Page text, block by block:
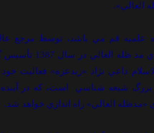
العالي».
علميه قم مي باشد، توسط مرجع
حضرت آيت الله العظمي مکارم شيرازي مد
داعي نژاد «زيدعزه» فعاليت خود
بزرگ شيعه شناسي است، که در
العالي» راه اندازي خواهد شد.